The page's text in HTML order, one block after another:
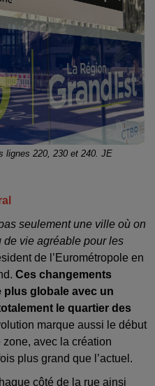
lignes 220, 230 et 240. JE
seulement une ville où on
de vie agréable pour les
de l’Eurométropole en
Ces changements
globale avec un
le quartier des
marque aussi le début
avec la création
plus grand que l’actuel.
côté de la rue ainsi